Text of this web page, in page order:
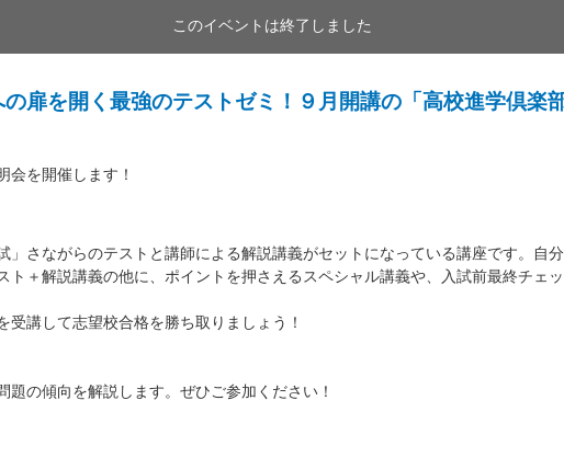
このイベントは終了しました
の扉を開く最強のテストゼミ！９月開講の「高校進学倶楽
会を開催します！
」さながらのテストと講師による解説講義がセットになっている講座です。自
ト＋解説講義の他に、ポイントを押さえるスペシャル講義や、入試前最終チェ
講して志望校合格を勝ち取りましょう！
の傾向を解説します。ぜひご参加ください！